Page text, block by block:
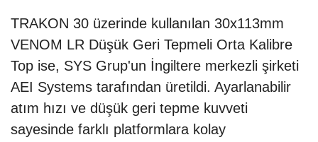
TRAKON 30 üzerinde kullanılan 30x113mm
VENOM LR Düşük Geri Tepmeli Orta Kalibre
Top ise, SYS Grup'un İngiltere merkezli şirketi
AEI Systems tarafından üretildi. Ayarlanabilir
atım hızı ve düşük geri tepme kuvveti
sayesinde farklı platformlara kolay